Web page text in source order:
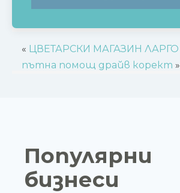
« ЦВЕТАРСКИ МАГАЗИН ЛАРГО
пътна помощ драйв корект »
Популярни
бизнеси